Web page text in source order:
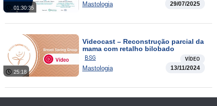
01:30:35 Mastologia 29/07/2025
25:18
Videocast – Reconstrução parcial da
mama com retalho bilobado
BSG VÍDEO
Mastologia 13/11/2024